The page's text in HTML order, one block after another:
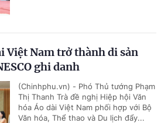
Việt Nam trở thành di sản
ghi danh
(Chinhphu.vn) - Phó Thủ tướng Phạm
Thị Thanh Trà đề nghị Hiệp hội Văn
hóa Áo dài Việt Nam phối hợp với Bộ
Văn hóa, Thể thao và Du lịch đẩy...